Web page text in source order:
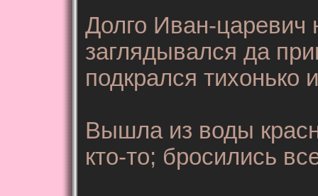
Долго Иван-царевич
заглядывался да
подкрался тихонько
Вышла из воды
кто-то; бросились